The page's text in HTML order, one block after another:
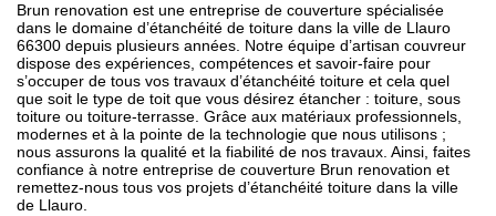
Brun renovation est une entreprise de couverture spécialisée
dans le domaine d’étanchéité de toiture dans la ville de Llauro
66300 depuis plusieurs années. Notre équipe d’artisan couvreur
dispose des expériences, compétences et savoir-faire pour
s’occuper de tous vos travaux d’étanchéité toiture et cela quel
que soit le type de toit que vous désirez étancher : toiture, sous
toiture ou toiture-terrasse. Grâce aux matériaux professionnels,
modernes et à la pointe de la technologie que nous utilisons ;
nous assurons la qualité et la fiabilité de nos travaux. Ainsi, faites
confiance à notre entreprise de couverture Brun renovation et
remettez-nous tous vos projets d’étanchéité toiture dans la ville
de Llauro.